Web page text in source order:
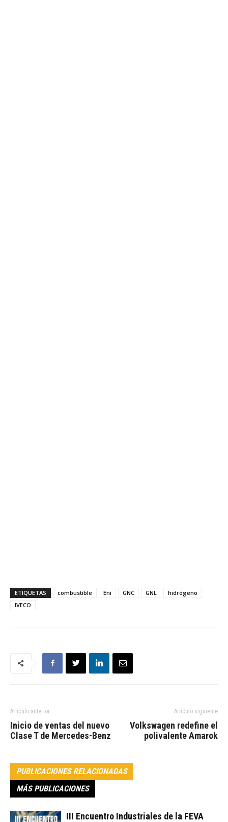
ETIQUETAS combustible Eni GNC GNL
hidrógeno
IVECO
Artículo anterior
Inicio de ventas del nuevo
Clase T de Mercedes-Benz
Artículo siguiente
Volkswagen redefine el
polivalente Amarok
PUBLICACIONES RELACIONADAS
MÁS PUBLICACIONES
III Encuentro Industriales de la FEVA